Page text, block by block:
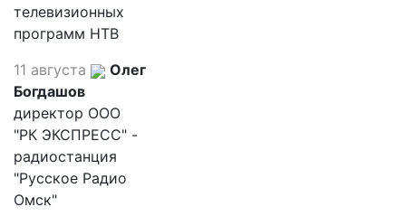
телевизионных
программ НТВ
11 августа
Олег
Богдашов
директор ООО
"РК ЭКСПРЕСС" -
радиостанция
"Русское Радио
Омск"